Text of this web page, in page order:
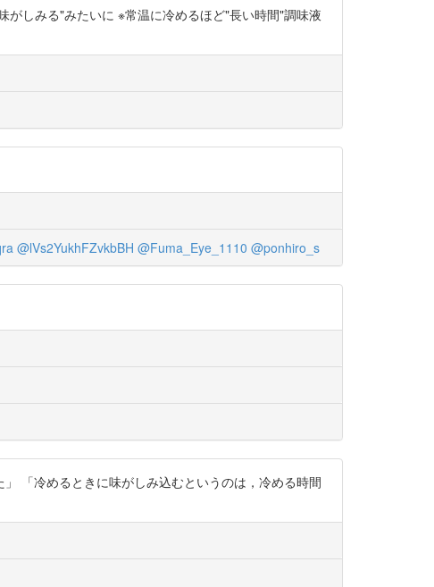
しみる"みたいに ※常温に冷めるほど"長い時間"調味液
@lVs2YukhFZvkbBH @Fuma_Eye_1110 @ponhiro_s
「冷めるときに味がしみ込むというのは，冷める時間